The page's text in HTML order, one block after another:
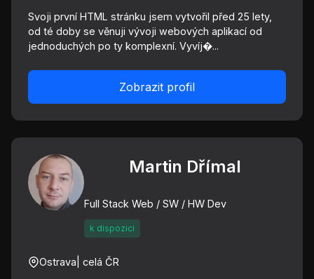
Svoji první HTML stránku jsem vytvořil před 25 lety,
od té doby se věnuji vývoji webových aplikací od
jednoduchých po ty komplexní. Vyvíj�...
Zobrazit profil
Martin Dřímal
Full Stack Web / SW / HW Dev
k dispozici
Ostrava | celá ČR